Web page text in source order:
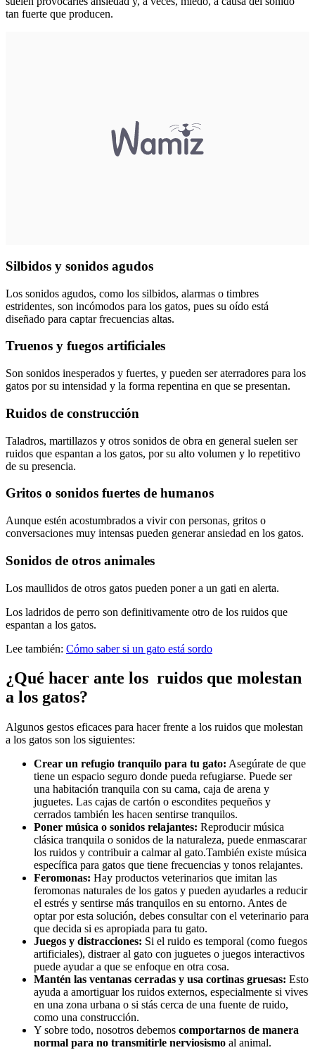
tan fuerte que producen.
Silbidos y sonidos agudos
Los sonidos agudos, como los silbidos, alarmas o timbres
estridentes, son incómodos para los gatos, pues su oído está
diseñado para captar frecuencias altas.
Truenos y fuegos artificiales
Son sonidos inesperados y fuertes, y pueden ser aterradores para los
gatos por su intensidad y la forma repentina en que se presentan.
Ruidos de construcción
Taladros, martillazos y otros sonidos de obra en general suelen ser
ruidos que espantan a los gatos, por su alto volumen y lo repetitivo
de su presencia.
Gritos o sonidos fuertes de humanos
Aunque estén acostumbrados a vivir con personas, gritos o
conversaciones muy intensas pueden generar ansiedad en los gatos.
Sonidos de otros animales
Los maullidos de otros gatos pueden poner a un gati en alerta.
Los ladridos de perro son definitivamente otro de los ruidos que
espantan a los gatos.
Lee también: Cómo saber si un gato está sordo
¿Qué hacer ante los ruidos que molestan
a los gatos?
Algunos gestos eficaces para hacer frente a los ruidos que molestan
a los gatos son los siguientes:
Crear un refugio tranquilo para tu gato: Asegúrate de que
tiene un espacio seguro donde pueda refugiarse. Puede ser
una habitación tranquila con su cama, caja de arena y
juguetes. Las cajas de cartón o escondites pequeños y
cerrados también les hacen sentirse tranquilos.
Poner música o sonidos relajantes: Reproducir música
clásica tranquila o sonidos de la naturaleza, puede enmascarar
los ruidos y contribuir a calmar al gato.También existe música
específica para gatos que tiene frecuencias y tonos relajantes.
Feromonas: Hay productos veterinarios que imitan las
feromonas naturales de los gatos y pueden ayudarles a reducir
el estrés y sentirse más tranquilos en su entorno. Antes de
optar por esta solución, debes consultar con el veterinario para
que decida si es apropiada para tu gato.
Juegos y distracciones: Si el ruido es temporal (como fuegos
artificiales), distraer al gato con juguetes o juegos interactivos
puede ayudar a que se enfoque en otra cosa.
Mantén las ventanas cerradas y usa cortinas gruesas: Esto
ayuda a amortiguar los ruidos externos, especialmente si vives
en una zona urbana o si stás cerca de una fuente de ruido,
como una construcción.
Y sobre todo, nosotros debemos comportarnos de manera
normal para no transmitirle nerviosismo al animal.